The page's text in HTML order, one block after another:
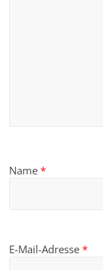
Name*
E-Mail-Adresse*